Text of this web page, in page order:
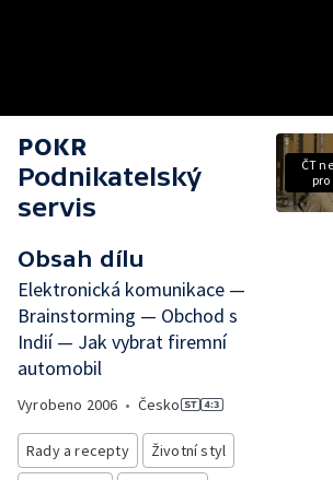
POKR
Podnikatelský
servis
Obsah dílu
Elektronická komunikace —
Brainstorming — Obchod s
Indií — Jak vybrat firemní
automobil
Vyrobeno 2006 • Česko
Rady a recepty
Životní styl
ČT